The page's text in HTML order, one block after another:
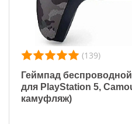
(139)
Геймпад
для PlayStation 5,
камуфляж)